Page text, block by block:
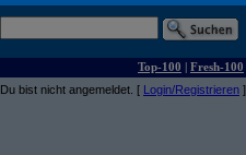
Top-100 | Fresh-100
Du bist nicht angemeldet. [ Login/Registrieren ]